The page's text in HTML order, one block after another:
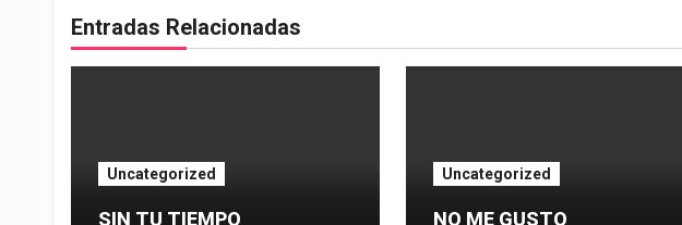
Entradas Relacionadas
Uncategorized
SIN TU TIEMPO
Uncategorized
NO ME GUSTO